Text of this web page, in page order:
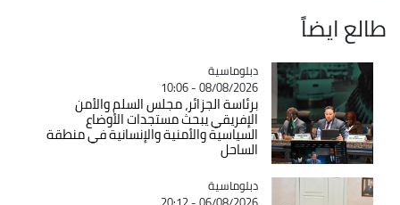
طالع ايضاً
Catégorie
دبلوماسية
08/08/2026 - 10:06
برئاسة الجزائر، مجلس السلم والأمن
الإفريقي يبحث مستجدات الأوضاع
السياسية والأمنية والإنسانية في منطقة
الساحل
Catégorie
دبلوماسية